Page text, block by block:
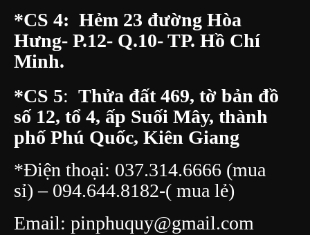
*CS 2: Ngõ 33 Phú Đô, Mỹ Đình
*CS 3:Số 10 Nguyễn Trãi , Hà Đông,
Hà Nội.
*CS 4: Hẻm 23 đường Hòa
Hưng- P.12- Q.10- TP. Hồ Chí
Minh.
*CS 5:Thửa đất 469, tờ bản đồ
số 12, tổ 4, ấp Suối Mây, thành
phố Phú Quốc, Kiên Giang